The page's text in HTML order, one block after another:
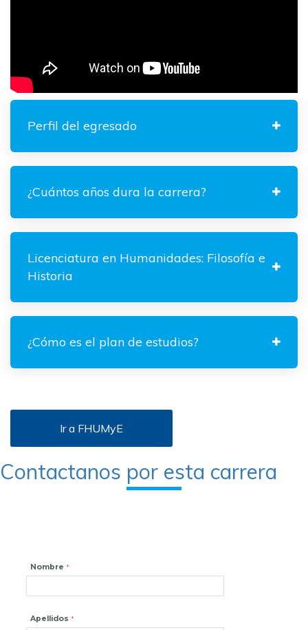
Perfil del egresado
¿Cuántos años dura la carrera?
Licenciatura en Humanidades: Filosofía e
Historia
¿Cómo es el plan de estudios?
Ir a FHUMyE
Contactanos por esta carrera
Nombre
Apellidos